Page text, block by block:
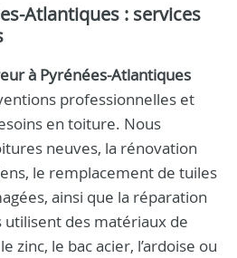
Atlantiques : services
à Pyrénées-Atlantiques
professionnelles et
en toiture. Nous
neuves, la rénovation
le remplacement de tuiles
ainsi que la réparation
utilisent des matériaux de
zinc, le bac acier, l’ardoise ou